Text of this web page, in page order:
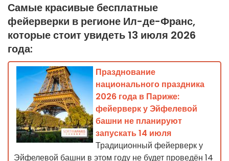
Самые красивые бесплатные
фейерверки в регионе Ил-де-Франс,
которые стоит увидеть 13 июля 2026
года:
Празднование
национального праздника
2026 года в Париже:
фейерверк у Эйфелевой
башни не планируют
запускать 14 июля
Традиционный фейерверк у
Эйфелевой башни в этом году не будет проведён 14